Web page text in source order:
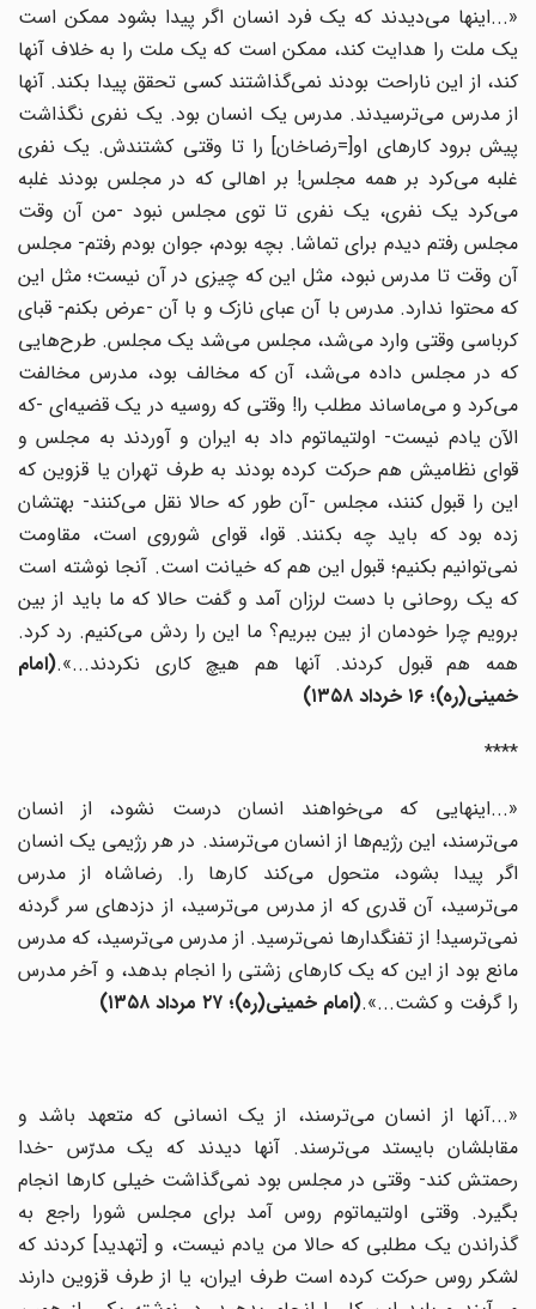
«...اینها می‌دیدند که یک فرد انسان اگر پیدا بشود ممکن است
یک ملت را هدایت کند، ممکن است که یک ملت را به خلاف آنها
کند، از این ناراحت بودند نمی‌گذاشتند کسی تحقق پیدا بکند. آنها
از مدرس می‌ترسیدند. مدرس یک انسان بود. یک نفری نگذاشت
پیش برود کارهای او[=رضاخان] را تا وقتی کشتندش. یک نفری
غلبه می‌کرد بر همه مجلس! بر اهالی که در مجلس بودند غلبه
می‌کرد یک نفری، یک نفری تا توی مجلس نبود -من آن وقت
مجلس رفتم دیدم برای تماشا. بچه بودم، جوان بودم رفتم- مجلس
آن وقت تا مدرس نبود، مثل این که چیزی در آن نیست؛ مثل این
که محتوا ندارد. مدرس با آن عبای نازک و با آن -عرض بکنم- قبای
کرباسی وقتی وارد می‌شد، مجلس می‌شد یک مجلس. طرح‌هایی
که در مجلس داده می‌شد، آن که مخالف بود، مدرس مخالفت
می‌کرد و می‌ماساند مطلب را! وقتی که روسیه در یک قضیه‌ای -که
الآن یادم نیست- اولتیماتوم داد به ایران و آوردند به مجلس و
قوای نظامیش هم حرکت کرده بودند به طرف تهران یا قزوین که
این را قبول کنند، مجلس -آن طور که حالا نقل می‌کنند- بهتشان
زده بود که باید چه بکنند. قوا، قوای شوروی است، مقاومت
نمی‌توانیم بکنیم؛ قبول این هم که خیانت است. آنجا نوشته است
که یک روحانی با دست لرزان آمد و گفت حالا که ما باید از بین
برویم چرا خودمان از بین ببریم؟ ما این را ردش می‌کنیم. رد کرد.
همه هم قبول کردند. آنها هم هیچ کاری نکردند...».(امام
خمینی(ره)؛ ۱۶ خرداد ۱۳۵۸
)
****
«...اینهایى که می‌خواهند انسان درست نشود، از انسان
می‌ترسند، این رژیم‌ها از انسان می‌ترسند. در هر رژیمى یک انسان
اگر پیدا بشود، متحول می‌کند کارها را. ‌رضاشاه از مدرس
می‌ترسید، آن قدری که از مدرس می‌ترسید، از دزدهای سر گردنه
نمی‌ترسید! از تفنگدارها نمی‌ترسید. از مدرس می‌ترسید، که مدرس
مانع بود از این که یک کارهای زشتی را انجام بدهد، و آخر مدرس
را گرفت و کشت...».(امام خمینی(ره)؛۲۷مرداد۱۳۵۸)
«...آنها از انسان می‌ترسند، از یک انسانی که متعهد باشد و
مقابلشان بایستد می‌ترسند. آنها دیدند که یک مدرّس -خدا
رحمتش کند- وقتی در مجلس بود نمی‌گذاشت خیلی کارها انجام
بگیرد. وقتی اولتیماتوم روس آمد برای مجلس شورا راجع به
گذراندن یک مطلبی که حالا من یادم نیست، و [تهدید] کردند که
لشکر روس حرکت کرده است طرف ایران، یا از طرف قزوین دارند